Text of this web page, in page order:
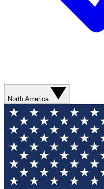
North America